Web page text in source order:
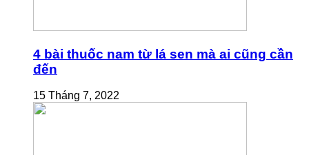
4 bài thuốc nam từ lá sen mà ai cũng cần
đến
15 Tháng 7, 2022